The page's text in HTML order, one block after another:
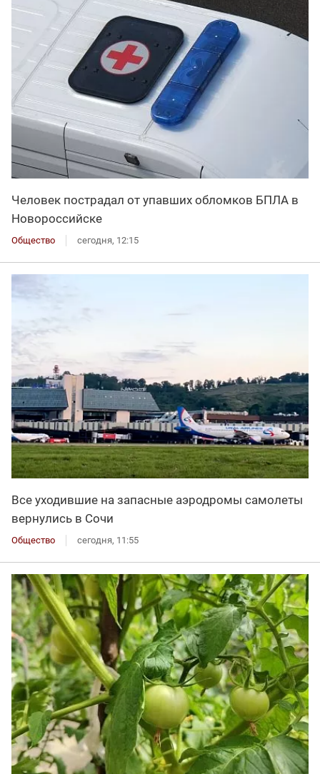
Человек пострадал от упавших обломков БПЛА в
Новороссийске
Общество сегодня, 12:15
Все уходившие на запасные аэродромы самолеты
вернулись в Сочи
Общество сегодня, 11:55